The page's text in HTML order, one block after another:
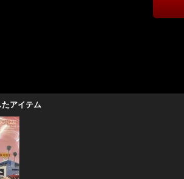
アイテム